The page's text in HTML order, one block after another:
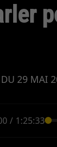
DU 29 MAI
/ 1:25:33